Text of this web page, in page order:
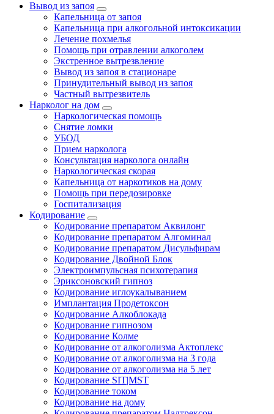
Вывод из запоя
Капельница от запоя
Капельница при алкогольной интоксикации
Лечение похмелья
Помощь при отравлении алкоголем
Экстренное вытрезвление
Вывод из запоя в стационаре
Принудительный вывод из запоя
Частный вытрезвитель
Нарколог на дом
Наркологическая помощь
Снятие ломки
УБОД
Прием нарколога
Консультация нарколога онлайн
Наркологическая скорая
Капельница от наркотиков на дому
Помощь при передозировке
Госпитализация
Кодирование
Кодирование препаратом Аквилонг
Кодирование препаратом Алгоминал
Кодирование препаратом Дисульфирам
Кодирование Двойной Блок
Электроимпульсная психотерапия
Эриксоновский гипноз
Кодирование иглоукалыванием
Имплантация Продетоксон
Кодирование Алкоблокада
Кодирование гипнозом
Кодирование Колме
Кодирование от алкоголизма Актоплекс
Кодирование от алкоголизма на 3 года
Кодирование от алкоголизма на 5 лет
Кодирование SIT|MST
Кодирование током
Кодирование на дому